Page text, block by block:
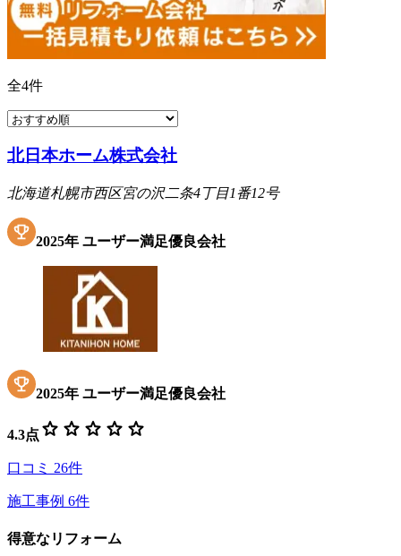
全4件
北日本ホーム株式会社
北海道札幌市西区宮の沢二条4丁目1番12号
2025年 ユーザー満足優良会社
2025年 ユーザー満足優良会社
4.3点 star star star star star
口コミ 26件
施工事例 6件
得意なリフォーム